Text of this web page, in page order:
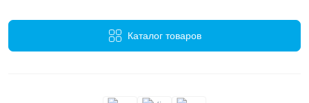
Каталог товаров